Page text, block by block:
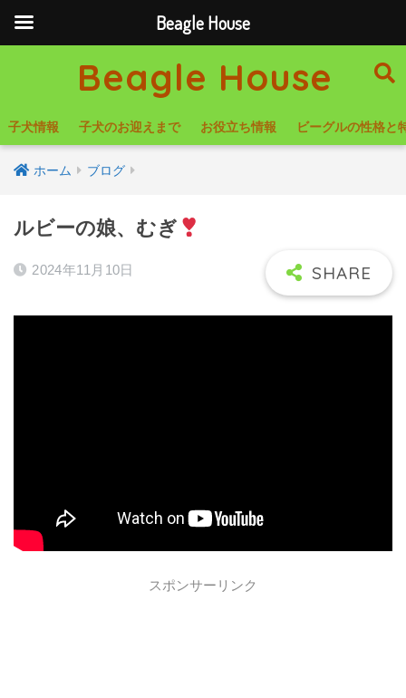
Beagle House
子犬情報 子犬のお迎えまで お役立ち情報 ビーグルの性格と
ホーム ブログ
ルビーの娘、むぎ
2024年11月10日
スポンサーリンク
Beagle House